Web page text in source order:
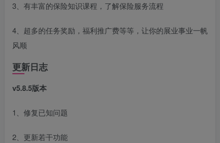
3、有丰富的保险知识课程，了解保险服务流程
4、超多的任务奖励，福利推广费等等，让你的展业事业一帆
风顺
更新日志
v5.8.5版本
1、修复已知问题
2、更新若干功能